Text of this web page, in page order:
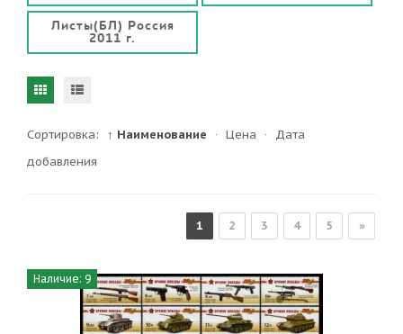
Листы(БЛ) Россия
2011 г.
Сортировка: ↑ Наименование · Цена ·
Дата
добавления
1 2 3 4 5 »
Наличие: 9